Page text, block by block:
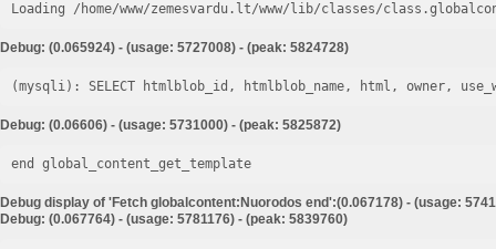
Loading /home/www/zemesvardu.lt/www/lib/classes/
Debug: (0.065924) - (usage: 5727008) - (peak: 5824728)
Debug: (0.06606) - (usage: 5731000) - (peak: 5825872)
end global_content_get_template
Debug display of 'Fetch globalcontent:Nuorodos end':(0.067178) - (usage:
Debug: (0.067764) - (usage: 5781176) - (peak: 5839760)